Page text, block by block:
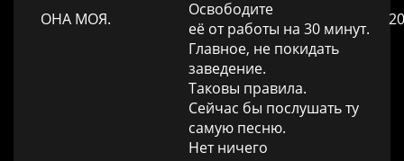
ОНА МОЯ.
Освободите
её от работы на 30 минут.
Главное, не покидать
заведение.
Таковы правила.
Сейчас бы послушать ту
самую песню.
Нет ничего